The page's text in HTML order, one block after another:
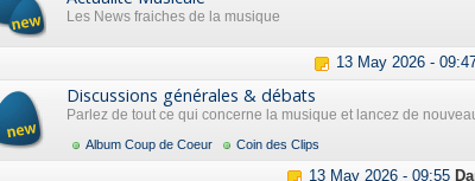
Les News fraiches de la musique
13 May 2026 -
Discussions générales & débats
Parlez de tout ce qui concerne la musique et lancez de
Album Coup de Coeur Coin des Clips
13 May 2026 - 09:55